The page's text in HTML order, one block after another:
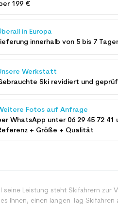
199 €
in Europa
innerhalb von 5 bis 7
Werkstatt
Ski revidiert und
Fotos auf Anfrage
WhatsApp unter 06 29 45 72 41
+ Größe + Qualität
Leistung steht Skifahrern zur
Ihnen, einen langen Tag Skifahren